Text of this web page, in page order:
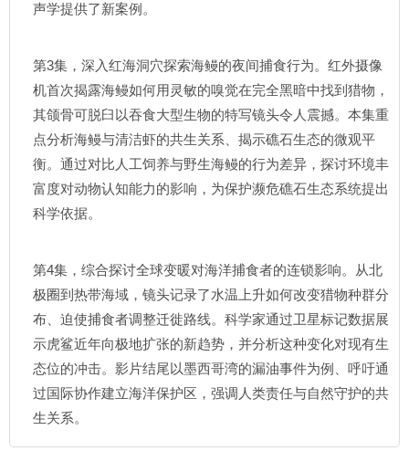
声学提供了新案例。
第3集，深入红海洞穴探索海鳗的夜间捕食行为。红外摄像
机首次揭露海鳗如何用灵敏的嗅觉在完全黑暗中找到猎物，
其颌骨可脱臼以吞食大型生物的特写镜头令人震撼。本集重
点分析海鳗与清洁虾的共生关系、揭示礁石生态的微观平
衡。通过对比人工饲养与野生海鳗的行为差异，探讨环境丰
富度对动物认知能力的影响，为保护濒危礁石生态系统提出
科学依据。
第4集，综合探讨全球变暖对海洋捕食者的连锁影响。从北
极圈到热带海域，镜头记录了水温上升如何改变猎物种群分
布、迫使捕食者调整迁徙路线。科学家通过卫星标记数据展
示虎鲨近年向极地扩张的新趋势，并分析这种变化对现有生
态位的冲击。影片结尾以墨西哥湾的漏油事件为例、呼吁通
过国际协作建立海洋保护区，强调人类责任与自然守护的共
生关系。